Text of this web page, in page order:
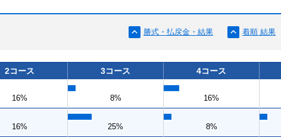
勝式・払戻金・結果 着順 結果
2コース 3コース 4コース
16% 8% 16%
16% 25% 8%